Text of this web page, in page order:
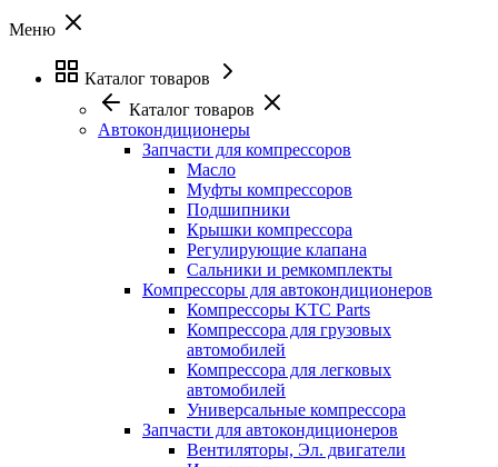
Меню
Каталог товаров
Каталог товаров
Автокондиционеры
Запчасти для компрессоров
Масло
Муфты компрессоров
Подшипники
Крышки компрессора
Регулирующие клапана
Сальники и ремкомплекты
Компрессоры для автокондиционеров
Компрессоры KTC Parts
Компрессора для грузовых
автомобилей
Компрессора для легковых
автомобилей
Универсальные компрессора
Запчасти для автокондиционеров
Вентиляторы, Эл. двигатели